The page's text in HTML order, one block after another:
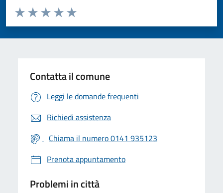
Valuta da 1 a 5 stelle la pagina
Valuta 5 stelle su 5
Valuta 4 stelle su 5
Valuta 3 stelle su 5
Valuta 2 stelle su 5
Valuta 1 stelle su 5
Contatta il comune
Leggi le domande frequenti
Richiedi assistenza
Chiama il numero 0141 935123
Prenota appuntamento
Problemi in città